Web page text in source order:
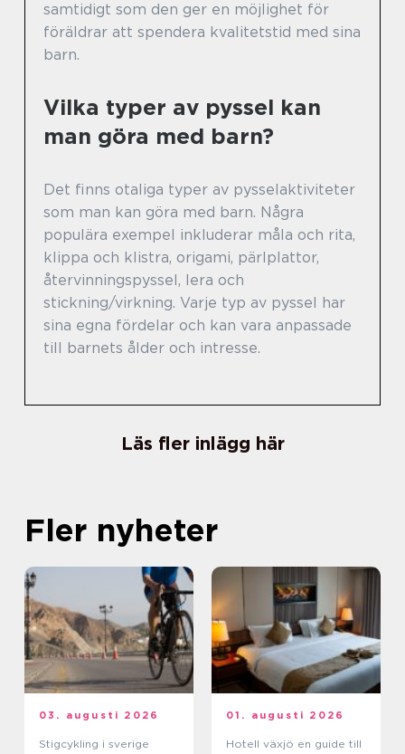
samtidigt som den ger en möjlighet för
föräldrar att spendera kvalitetstid med sina
barn.
Vilka typer av pyssel kan
man göra med barn?
Det finns otaliga typer av pysselaktiviteter
som man kan göra med barn. Några
populära exempel inkluderar måla och rita,
klippa och klistra, origami, pärlplattor,
återvinningspyssel, lera och
stickning/virkning. Varje typ av pyssel har
sina egna fördelar och kan vara anpassade
till barnets ålder och intresse.
Läs fler inlägg här
Fler nyheter
03. augusti 2026
Stigcykling i sverige
01. augusti 2026
Hotell växjö en guide till